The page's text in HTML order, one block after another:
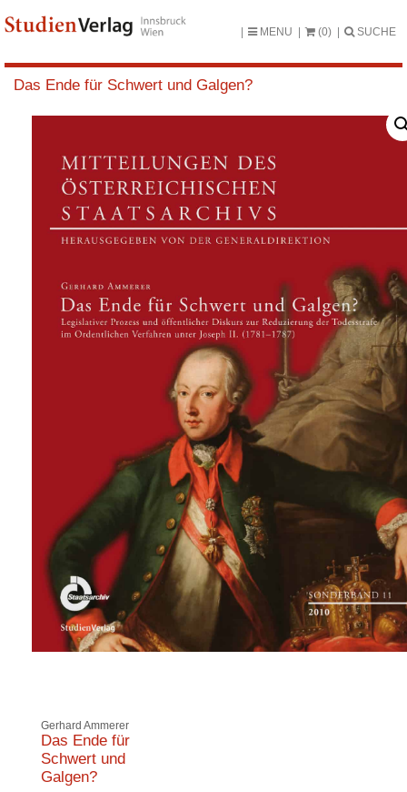
MENU (0) SUCHE
Das Ende für Schwert und Galgen?
Gerhard Ammerer
Das Ende für
Schwert und
Galgen?